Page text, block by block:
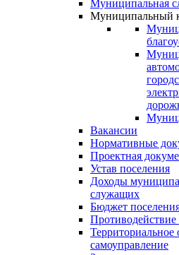
Муниципальная
Муниципальный
Вакансии
Нормативные
Проектная
Устав поселения
Доходы
служащих
Бюджет
Территориальное
самоуправление